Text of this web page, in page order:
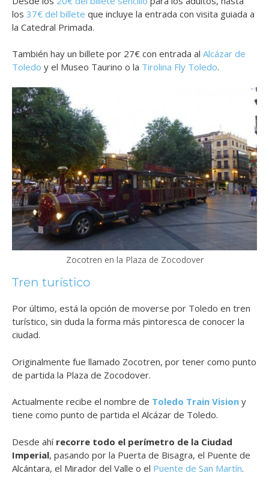
los 37€ del billete que incluye la entrada con visita guiada a
la Catedral Primada.
También hay un billete por 27€ con entrada al Alcázar de
Toledo y el Museo Taurino o la Tirolina Fly Toledo.
Zocotren en la Plaza de Zocodover
Tren turístico
Por último, está la opción de moverse por Toledo en tren
turístico, sin duda la forma más pintoresca de conocer la
ciudad.
Originalmente fue llamado Zocotren, por tener como punto
de partida la Plaza de Zocodover.
Actualmente recibe el nombre de Toledo Train Vision y
tiene como punto de partida el Alcázar de Toledo.
Desde ahí recorre todo el perímetro de la Ciudad
Imperial, pasando por la Puerta de Bisagra, el Puente de
Alcántara, el Mirador del Valle o el Puente de San Martín.